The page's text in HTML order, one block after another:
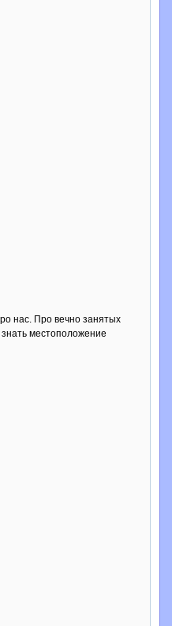
нас. Про вечно занятых
местоположение